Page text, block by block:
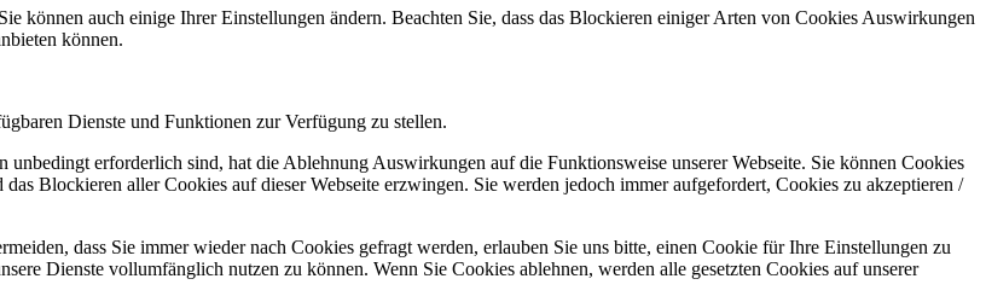
können auch einige Ihrer Einstellungen ändern. Beachten Sie, dass das Blockieren einiger Arten von Cookies Auswirkungen
können.
Dienste und Funktionen zur Verfügung zu stellen.
erforderlich sind, hat die Ablehnung Auswirkungen auf die Funktionsweise unserer Webseite. Sie können Cookies
Blockieren aller Cookies auf dieser Webseite erzwingen. Sie werden jedoch immer aufgefordert, Cookies zu akzeptieren /
dass Sie immer wieder nach Cookies gefragt werden, erlauben Sie uns bitte, einen Cookie für Ihre Einstellungen zu
Dienste vollumfänglich nutzen zu können. Wenn Sie Cookies ablehnen, werden alle gesetzten Cookies auf unserer